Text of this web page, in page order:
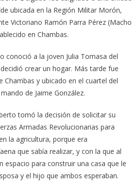
ubicada en la Región Militar Morón,
Victoriano Ramón Parra Pérez (Macho
en Chambas.
conoció a la joven Julia Tomasa del
crear un hogar. Más tarde fue
Chambas y ubicado en el cuartel del
de Jaime González.
tomó la decisión de solicitar su
Armadas Revolucionarias para
la agricultura, porque era
que sabía realizar, y con la que al
espacio para construir una casa que le
y el hijo que ambos esperaban.